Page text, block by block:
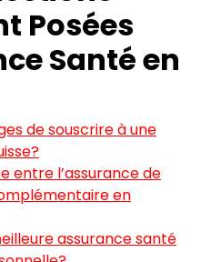
Posées
Santé en
de souscrire à une
entre l’assurance de
en
assurance santé